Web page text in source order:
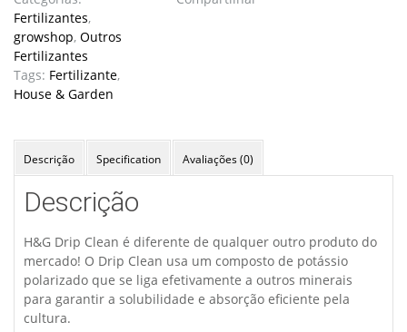
Clean
250ml
quantidade
Fertilizantes,
growshop, Outros
Fertilizantes
Tags: Fertilizante,
House & Garden
Descrição Specification Avaliações (0)
Descrição
H&G Drip Clean é diferente de qualquer outro produto do
mercado! O Drip Clean usa um composto de potássio
polarizado que se liga efetivamente a outros minerais
para garantir a solubilidade e absorção eficiente pela
cultura.